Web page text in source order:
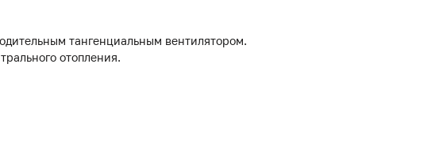
тангенциальным вентилятором.
отопления.